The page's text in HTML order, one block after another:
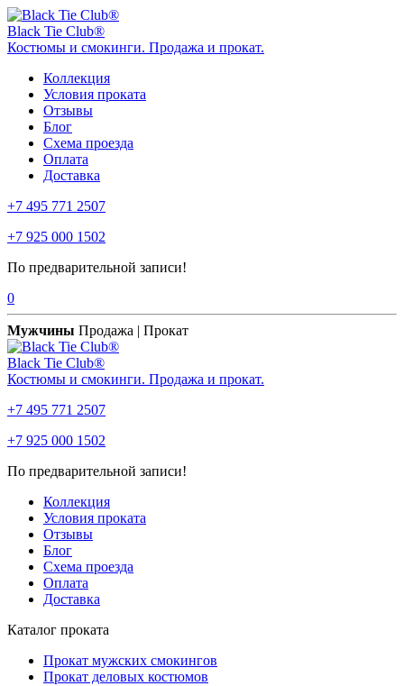
Black Tie Club®
Костюмы и смокинги. Продажа и прокат.
Коллекция
Условия проката
Отзывы
Блог
Схема проезда
Оплата
Доставка
+7 495 771 2507
+7 925 000 1502
По предварительной записи!
0
Мужчины Продажа | Прокат
Black Tie Club®
Костюмы и смокинги. Продажа и прокат.
+7 495 771 2507
+7 925 000 1502
По предварительной записи!
Коллекция
Условия проката
Отзывы
Блог
Схема проезда
Оплата
Доставка
Каталог проката
Прокат мужских смокингов
Прокат деловых костюмов